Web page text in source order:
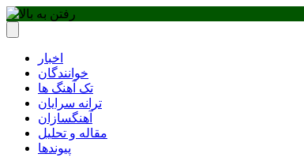
اخبار
خوانندگان
تک آهنگ ها
ترانه سرایان
آهنگسازان
مقاله و تحلیل
پیوندها